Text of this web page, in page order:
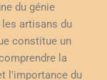
du génie
artisans du
constitue un
la
l'importance du